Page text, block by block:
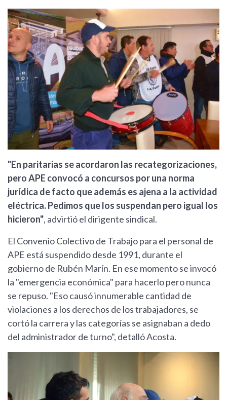
"En paritarias se acordaron las recategorizaciones,
pero APE convocó a concursos por una norma
jurídica de facto que además es ajena a la actividad
eléctrica. Pedimos que los suspendan pero igual los
hicieron", advirtió el dirigente sindical.
El Convenio Colectivo de Trabajo para el personal de
APE está suspendido desde 1991, durante el
gobierno de Rubén Marín. En ese momento se invocó
la "emergencia económica" para hacerlo pero nunca
se repuso. "Eso causó innumerable cantidad de
violaciones a los derechos de los trabajadores, se
cortó la carrera y las categorías se asignaban a dedo
del administrador de turno", detalló Acosta.